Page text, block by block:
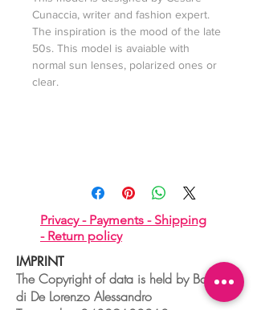
Cunaccia, writer and fashion expert.
The inspiration is the mood of the late
50s. This model is avaiable with
normal sun lenses, polarized ones or
clear.
Privacy - Payments - Shipping
- Return policy
IMPRINT
The Copyright of data is held by Boudoir
di De Lorenzo Alessandro